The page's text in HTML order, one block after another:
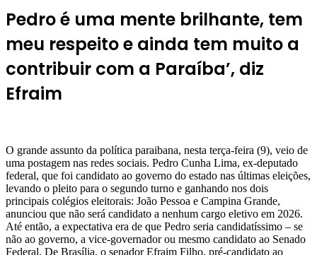
Pedro é uma mente brilhante, tem
meu respeito e ainda tem muito a
contribuir com a Paraíba’, diz
Efraim
O grande assunto da política paraibana, nesta terça-feira (9), veio de
uma postagem nas redes sociais. Pedro Cunha Lima, ex-deputado
federal, que foi candidato ao governo do estado nas últimas eleições,
levando o pleito para o segundo turno e ganhando nos dois
principais colégios eleitorais: João Pessoa e Campina Grande,
anunciou que não será candidato a nenhum cargo eletivo em 2026.
Até então, a expectativa era de que Pedro seria candidatíssimo – se
não ao governo, a vice-governador ou mesmo candidato ao Senado
Federal. De Brasília, o senador Efraim Filho, pré-candidato ao